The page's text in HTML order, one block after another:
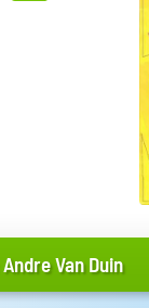
Andre Van Duin